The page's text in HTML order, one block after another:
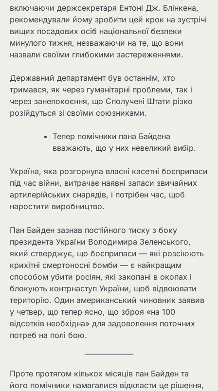
включаючи держсекретаря Ентоні Дж. Блінкена,
рекомендували йому зробити цей крок на зустрічі
вищих посадових осіб національної безпеки
минулого тижня, незважаючи на те, що вони
назвали своїми глибокими застереженнями.
Державний департамент був останнім, хто
тримався, як через гуманітарні проблеми, так і
через занепокоєння, що Сполучені Штати різко
розійдуться зі своїми союзниками.
Тепер помічники пана Байдена
вважають, що у них невеликий вибір.
Україна, яка розгорнула власні касетні боєприпаси
під час війни, витрачає наявні запаси звичайних
артилерійських снарядів, і потрібен час, щоб
наростити виробництво.
Пан Байден зазнав постійного тиску з боку
президента України Володимира Зеленського,
який стверджує, що боєприпаси — які розсіюють
крихітні смертоносні бомби — є найкращим
способом убити росіян, які закопані в окопах і
блокують контрнаступ України, щоб відвоювати
територію. Один американський чиновник заявив
у четвер, що тепер ясно, що зброя «на 100
відсотків необхідна» для задоволення поточних
потреб на полі бою.
Проте протягом кількох місяців пан Байден та
його помічники намагалися відкласти це рішення,